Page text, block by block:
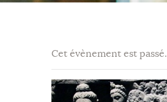
Cet évènement est passé.